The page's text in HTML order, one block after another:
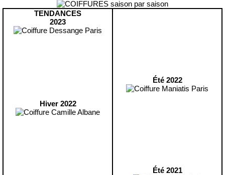
TENDANCES
2023
Hiver 2022
Été 2022
Été 2021